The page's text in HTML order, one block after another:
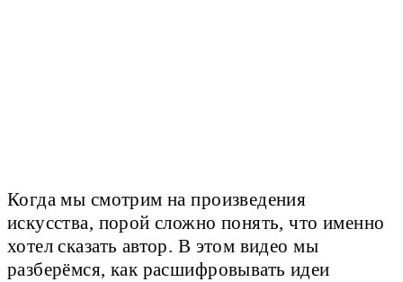
Когда мы смотрим на произведения
искусства, порой сложно понять, что именно
хотел сказать автор. В этом видео мы
разберёмся, как расшифровывать идеи